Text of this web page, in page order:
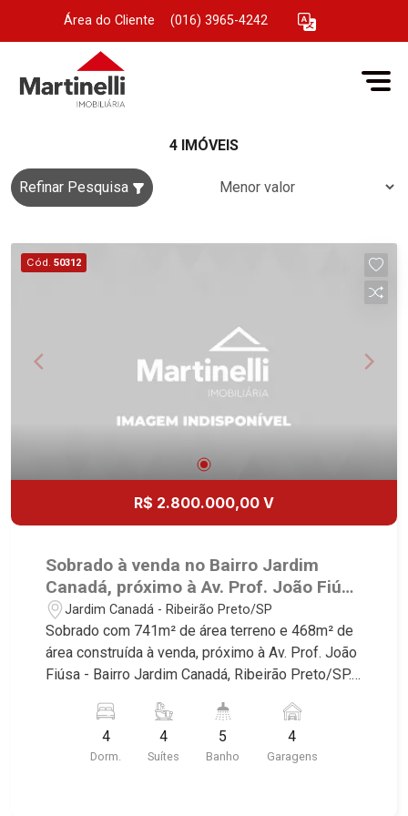
Área do Cliente (016) 3965-4242
4 IMÓVEIS
Refinar Pesquisa
Cód. 50312
R$ 2.800.000,00 V
Sobrado à venda no Bairro Jardim
Canadá, próximo à Av. Prof. João Fiúsa
- Ribeirão Preto/SP.
Jardim Canadá - Ribeirão Preto/SP
Sobrado com 741m² de área terreno e 468m² de
área construída à venda, próximo à Av. Prof. João
Fiúsa - Bairro Jardim Canadá, Ribeirão Preto/SP.
Martinelli Imobiliária selecionou para você: -
741m² de área terreno e 468m² de área
construída - 4 suítes com armários e ar-
4
Dorm.
4
Suítes
5
Banho
4
Garagens